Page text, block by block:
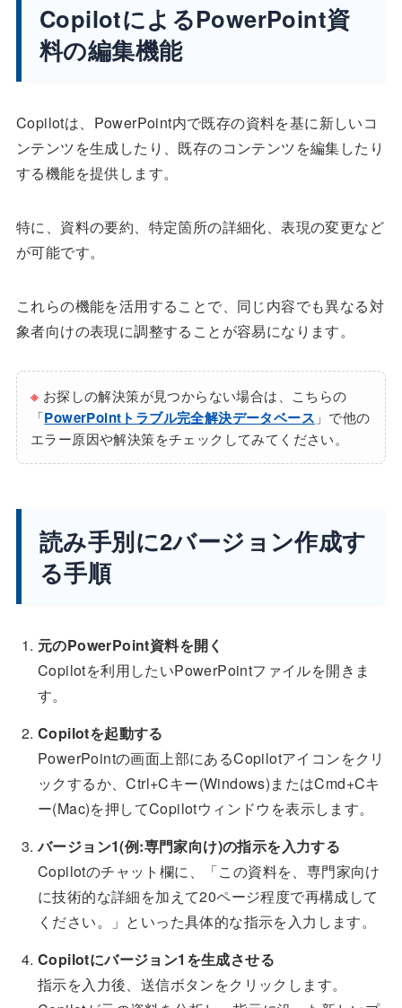
CopilotによるPowerPoint資
料の編集機能
Copilotは、PowerPoint内で既存の資料を基に新しいコ
ンテンツを生成したり、既存のコンテンツを編集したり
する機能を提供します。
特に、資料の要約、特定箇所の詳細化、表現の変更など
が可能です。
これらの機能を活用することで、同じ内容でも異なる対
象者向けの表現に調整することが容易になります。
※ お探しの解決策が見つからない場合は、こちらの
「PowerPointトラブル完全解決データベース 」で他の
エラー原因や解決策をチェックしてみてください。
読み手別に2バージョン作成す
る手順
元のPowerPoint資料を開く
Copilotを利用したいPowerPointファイルを開きま
す。
Copilotを起動する
PowerPointの画面上部にあるCopilotアイコンをクリ
ックするか、Ctrl+Cキー(Windows)またはCmd+Cキ
ー(Mac)を押してCopilotウィンドウを表示します。
バージョン1(例:専門家向け)の指示を入力する
Copilotのチャット欄に、「この資料を、専門家向け
に技術的な詳細を加えて20ページ程度で再構成して
ください。」といった具体的な指示を入力します。
Copilotにバージョン1を生成させる
指示を入力後、送信ボタンをクリックします。